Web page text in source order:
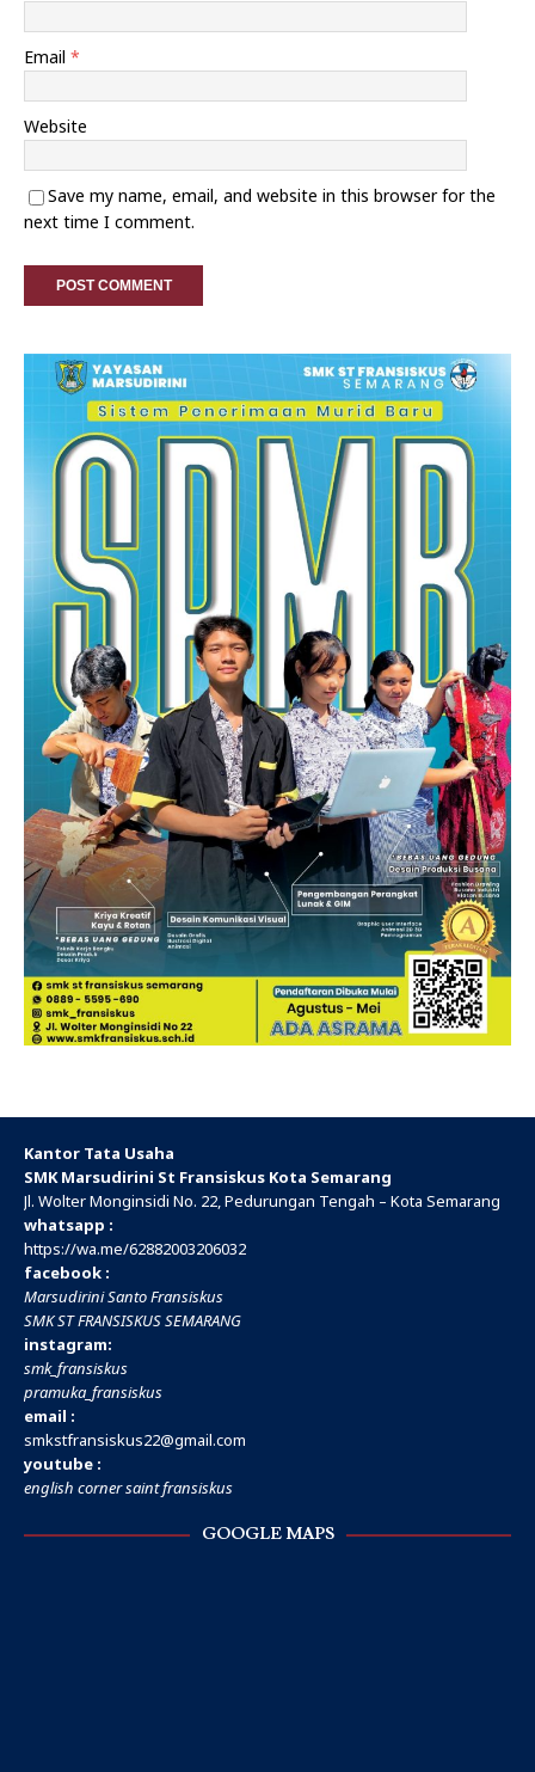
Email *
Website
Save my name, email, and website in this browser for the
next time I comment.
Kantor Tata Usaha
SMK Marsudirini St Fransiskus Kota Semarang
Jl. Wolter Monginsidi No. 22, Pedurungan Tengah – Kota Semarang
whatsapp :
https://wa.me/62882003206032
facebook :
Marsudirini Santo Fransiskus
SMK ST FRANSISKUS SEMARANG
instagram:
smk_fransiskus
pramuka_fransiskus
email :
smkstfransiskus22@gmail.com
youtube :
english corner saint fransiskus
GOOGLE MAPS